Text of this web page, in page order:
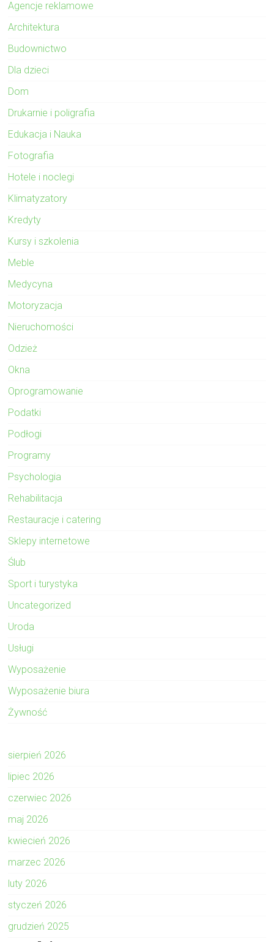
Agencje reklamowe
Architektura
Budownictwo
Dla dzieci
Dom
Drukarnie i poligrafia
Edukacja i Nauka
Fotografia
Hotele i noclegi
Klimatyzatory
Kredyty
Kursy i szkolenia
Meble
Medycyna
Motoryzacja
Nieruchomości
Odzież
Okna
Oprogramowanie
Podatki
Podłogi
Programy
Psychologia
Rehabilitacja
Restauracje i catering
Sklepy internetowe
Ślub
Sport i turystyka
Uncategorized
Uroda
Usługi
Wyposażenie
Wyposażenie biura
Żywność
sierpień 2026
lipiec 2026
czerwiec 2026
maj 2026
kwiecień 2026
marzec 2026
luty 2026
styczeń 2026
grudzień 2025